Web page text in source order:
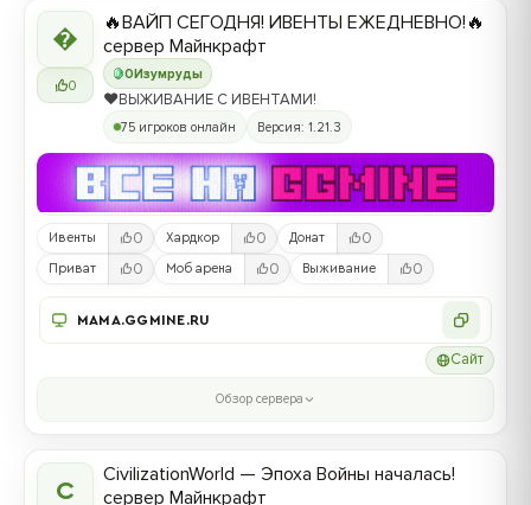

0
0Изумруды
🔥ВАЙП СЕГОДНЯ! ИВЕНТЫ ЕЖЕДНЕВНО!🔥
сервер Майнкрафт
❤️ВЫЖИВАНИЕ С ИВЕНТАМИ!
75 игроков онлайн Версия: 1.21.3
Ивенты 0 Хардкор 0 Донат 0
Приват 0 Моб арена 0 Выживание 0
MAMA.GGMINE.RU
Сайт
Обзор сервера
C
CivilizationWorld — Эпоха Войны началась!
сервер Майнкрафт